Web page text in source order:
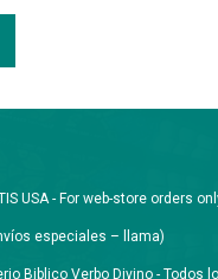
USA - For web-store
especiales – llama)
Biblico Verbo Divino - Todos